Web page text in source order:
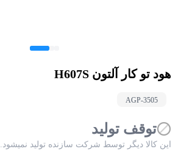
هود تو کار آلتون H607S
AGP-3505
توقف تولید
این کالا دیگر توسط شرکت سازنده تولید نمیشود.